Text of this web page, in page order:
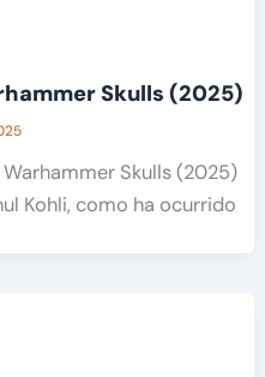
Skulls (2025)
Skulls (2025)
Kohli, como ha ocurrido